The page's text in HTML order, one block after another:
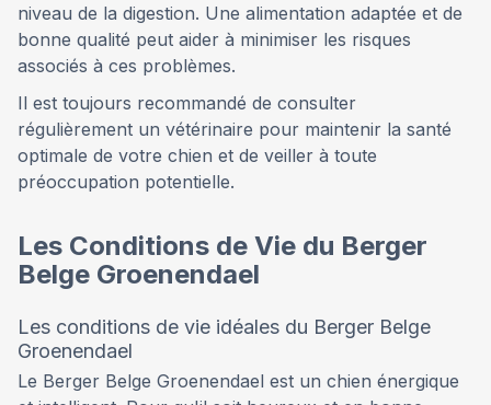
niveau de la digestion. Une alimentation adaptée et de
bonne qualité peut aider à minimiser les risques
associés à ces problèmes.
Il est toujours recommandé de consulter
régulièrement un vétérinaire pour maintenir la santé
optimale de votre chien et de veiller à toute
préoccupation potentielle.
Les Conditions de Vie du Berger
Belge Groenendael
Les conditions de vie idéales du Berger Belge
Groenendael
Le Berger Belge Groenendael est un chien énergique